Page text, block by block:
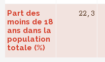
Part des
moins de 18
ans dans la
population
totale (%)
22,3